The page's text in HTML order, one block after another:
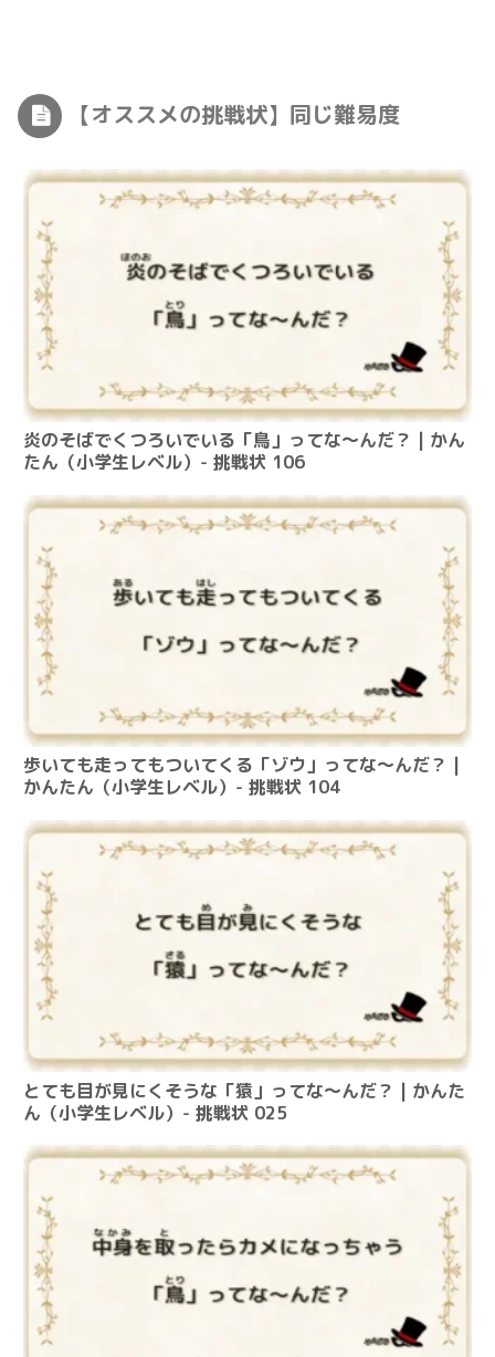
【オススメの挑戦状】同じ難易度
炎のそばでくつろいでいる「鳥」ってな～んだ？ | かん
たん（小学生レベル）- 挑戦状 106
歩いても走ってもついてくる「ゾウ」ってな～んだ？ |
かんたん（小学生レベル）- 挑戦状 104
とても目が見にくそうな「猿」ってな～んだ？ | かんた
ん（小学生レベル）- 挑戦状 025